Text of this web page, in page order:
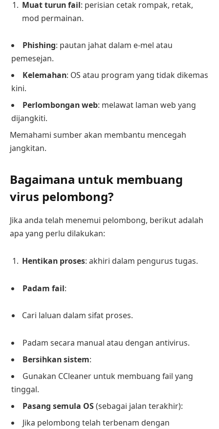
Muat turun fail: perisian cetak rompak, retak,
mod permainan.
Phishing: pautan jahat dalam e-mel atau
pemesejan.
Kelemahan: OS atau program yang tidak dikemas
kini.
Perlombongan web: melawat laman web yang
dijangkiti.
Memahami sumber akan membantu mencegah
jangkitan.
Bagaimana untuk membuang
virus pelombong?
Jika anda telah menemui pelombong, berikut adalah
apa yang perlu dilakukan:
Hentikan proses: akhiri dalam pengurus tugas.
Padam fail:
Cari laluan dalam sifat proses.
Padam secara manual atau dengan antivirus.
Bersihkan sistem:
Gunakan CCleaner untuk membuang fail yang
tinggal.
Pasang semula OS(sebagai jalan terakhir):
Jika pelombong telah terbenam dengan